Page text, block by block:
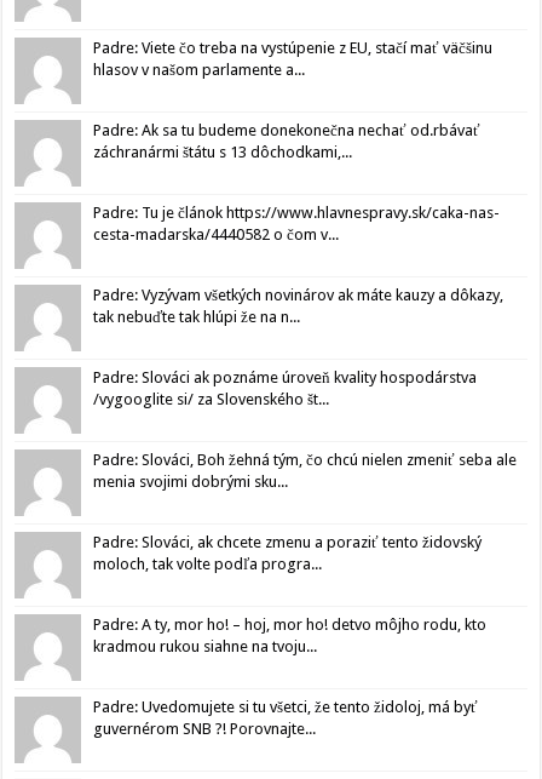
Padre: Viete čo treba na vystúpenie z EU, stačí mať väčšinu
hlasov v našom parlamente a...
Padre: Ak sa tu budeme donekonečna nechať od.rbávať
záchranármi štátu s 13 dôchodkami,...
Padre: Tu je článok https://www.hlavnespravy.sk/caka-nas-
cesta-madarska/4440582 o čom v...
Padre: Vyzývam všetkých novinárov ak máte kauzy a dôkazy,
tak nebuďte tak hlúpi že na n...
Padre: Slováci ak poznáme úroveň kvality hospodárstva
/vygooglite si/ za Slovenského št...
Padre: Slováci, Boh žehná tým, čo chcú nielen zmeniť seba ale
menia svojimi dobrými sku...
Padre: Slováci, ak chcete zmenu a poraziť tento židovský
moloch, tak volte podľa progra...
Padre: A ty, mor ho! – hoj, mor ho! detvo môjho rodu, kto
kradmou rukou siahne na tvoju...
Padre: Uvedomujete si tu všetci, že tento židoloj, má byť
guvernérom SNB ?! Porovnajte...